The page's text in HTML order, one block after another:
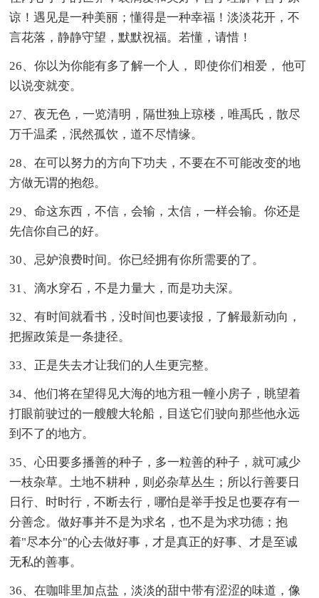
谅！遇见是一种美丽；懂得是一种幸福！淡淡花开，不
言花落，静静守望，默默祝福。若懂，请惜！
26、你以为你能有多了解一个人， 即使你们相爱， 他可
以说变就变。
27、夜无色，一览清明，隔世独上琼楼，唯禹氏，散尽
万千温柔，泯然孤饮，道不尽情缘。
28、在可以努力的方向下功夫，不要在不可能改变的地
方做无谓的抱怨。
29、命这东西，不信，会输，太信，一样会输。你还是
先信你自己的好。
30、忌妒浪费时间。你已经拥有你所需要的了。
31、滴水穿石，不是力量大，而是功夫深。
32、有时间就看书，没时间也要读报，了解最新动向，
把握政策是一条捷径。
33、正是失去才让我们的人生更完整。
34、他们将在望得见大海的地方租一幢小房子，眺望着
打眼前驶过的一艘艘大轮船，目送它们驶向那些他永远
到不了的地方。
35、心田要多播善的种子，多一粒善的种子，就可减少
一枝杂草。土地不耕种，则必杂草丛生；所以行善要日
日行、时时行，不断去行，哪怕是举手投足也要存有一
分善念。做好事并不是为求名，也不是为求功德；抱
着"尽本分"的心去做好事，才是真正的好事、才是至诚
无私的善事。
36、在咖啡里加点盐，淡淡的甜中带有涩涩的味道，像